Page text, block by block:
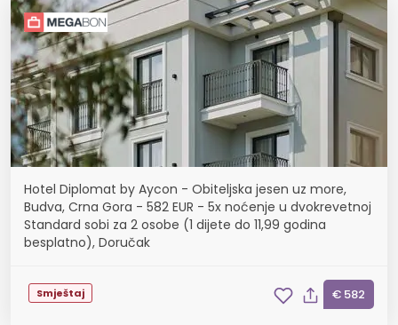
Hotel Diplomat by Aycon - Obiteljska jesen uz more,
Budva, Crna Gora - 582 EUR - 5x noćenje u dvokrevetnoj
Standard sobi za 2 osobe (1 dijete do 11,99 godina
besplatno), Doručak
Smještaj € 582